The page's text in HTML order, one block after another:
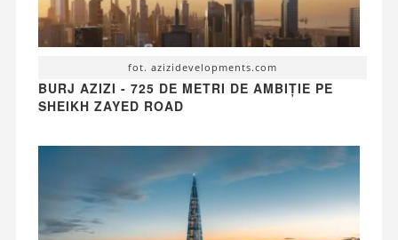
fot. azizidevelopments.com
BURJ AZIZI - 725 DE METRI DE AMBIȚIE PE
SHEIKH ZAYED ROAD